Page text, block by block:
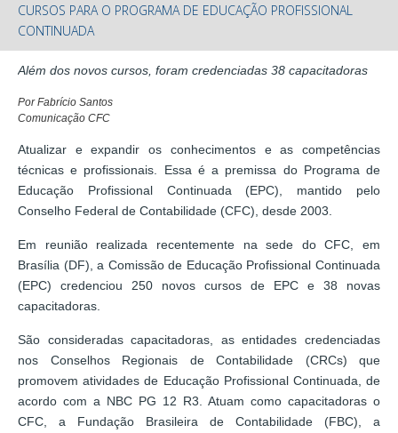
CURSOS PARA O PROGRAMA DE EDUCAÇÃO PROFISSIONAL
CONTINUADA
Além dos novos cursos, foram credenciadas 38 capacitadoras
Por Fabrício Santos
Comunicação CFC
Atualizar e expandir os conhecimentos e as competências
técnicas e profissionais. Essa é a premissa do Programa de
Educação Profissional Continuada (EPC), mantido pelo
Conselho Federal de Contabilidade (CFC), desde 2003.
Em reunião realizada recentemente na sede do CFC, em
Brasília (DF), a Comissão de Educação Profissional Continuada
(EPC) credenciou 250 novos cursos de EPC e 38 novas
capacitadoras.
São consideradas capacitadoras, as entidades credenciadas
nos Conselhos Regionais de Contabilidade (CRCs) que
promovem atividades de Educação Profissional Continuada, de
acordo com a NBC PG 12 R3. Atuam como capacitadoras o
CFC, a Fundação Brasileira de Contabilidade (FBC), a